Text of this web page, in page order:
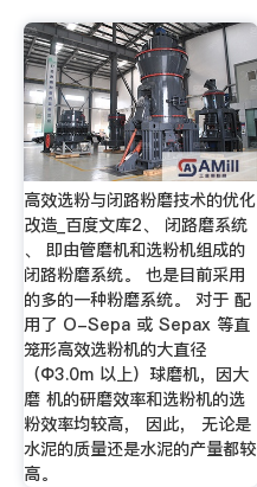
高效选粉与闭路粉磨技术的优化
改造_百度文库2、 闭路磨系统
、 即由管磨机和选粉机组成的
闭路粉磨系统。 也是目前采用
的多的一种粉磨系统。 对于 配
用了 O-Sepa 或 Sepax 等直
笼形高效选粉机的大直径
（Φ3.0m 以上）球磨机，因大
磨 机的研磨效率和选粉机的选
粉效率均较高， 因此， 无论是
水泥的质量还是水泥的产量都较
高。